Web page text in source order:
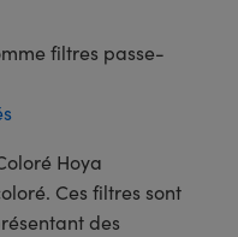
filtres passe-
Hoya
Ces filtres sont
des